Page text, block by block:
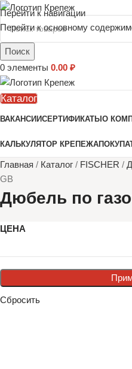
Перейти к навигации
Перейти к основному
Поиск
0 элементы 0.00 ₽
Каталог
ВАКАНСИИСЕРТИФИКАТЫ О
КАЛЬКУЛЯТОР КРЕПЕЖА
Главная / Каталог / FISCHER /
GB
Дюбель по
ЦЕНА
Сбросить